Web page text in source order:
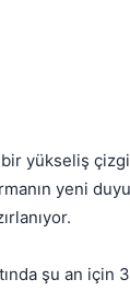
yükseliş
yeni
şu an